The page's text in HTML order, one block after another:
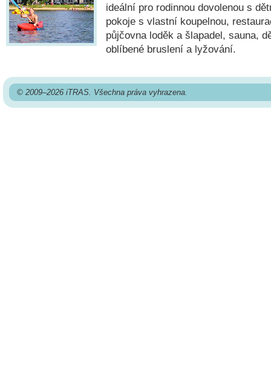
ideální pro rodinnou dovolenou s
pokoje s vlastní koupelnou,
půjčovna loděk a šlapadel, sauna,
oblíbené bruslení a lyžování.
© 2009–2026 iTRAS. Všechna práva vyhrazena.